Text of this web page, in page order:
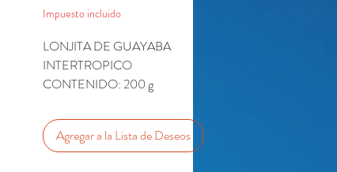
Impuesto incluido
LONJITA DE GUAYABA
INTERTROPICO
CONTENIDO: 200 g
Agregar a la Lista de Deseos